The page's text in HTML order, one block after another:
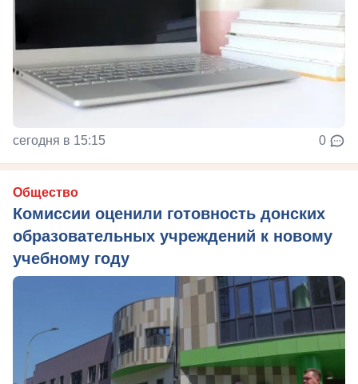
сегодня в 15:15 0
Общество
Комиссии оценили готовность донских
образовательных учреждений к новому
учебному году